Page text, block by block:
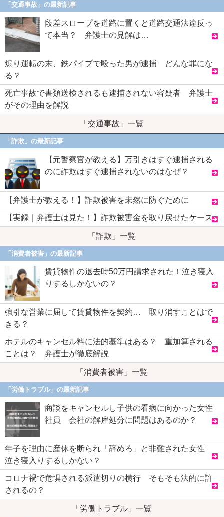
「交通事故」の最新記事
段差スロープを道路に置くと道路交通法違反っ
て本当？ 弁護士の見解は…
煽り運転の末、鉄パイプで殴った男が逮捕 どんな罪にな
る？
死亡事故で書類送検されるも逮捕されない容疑者 弁護士
がその理由を解説
「交通事故」一覧
「詐欺」の最新記事
【元警察官が教える】万引きはすぐ逮捕される
のに詐欺はすぐ逮捕されないのはなぜ？
【弁護士が教える！】詐欺被害を未然に防ぐために
【実録｜弁護士は見た！】詐欺被害金を取り戻せたケース
「詐欺」一覧
「消費者被害」の最新記事
賃貸物件の退去時50万円請求された！泣き寝入
りするしかないの？
強引な営業に屈して賃貸物件を契約… 取り消すことはで
きる？
ホテルのキャンセル料に法的基準はある？ 重加算される
ことは？ 弁護士が徹底解説
「消費者被害」一覧
「労働トラブル」の最新記事
商談をキャンセルし子供の看病に向かった女性
社員 会社の解雇処分に問題はあるのか？
年子を理由に産休を断られ「辞めろ」と非難された女性
泣き寝入りするしかない？
コロナ禍で危惧される派遣切りの横行 そもそも法的に許
されるの？
「労働トラブル」一覧